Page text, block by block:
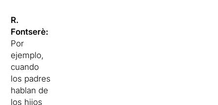
R.
Fontserè:
Por
ejemplo,
cuando
los padres
hablan de
los hijos